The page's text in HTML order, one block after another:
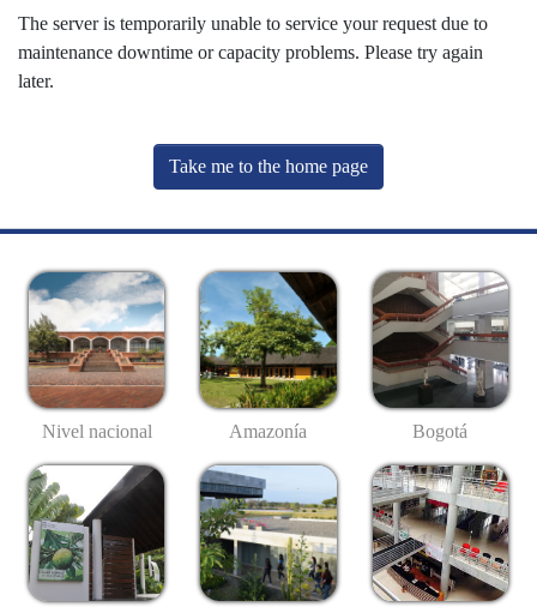
The server is temporarily unable to service your request due to
maintenance downtime or capacity problems. Please try again
later.
Take me to the home page
Nivel nacional Amazonía Bogotá